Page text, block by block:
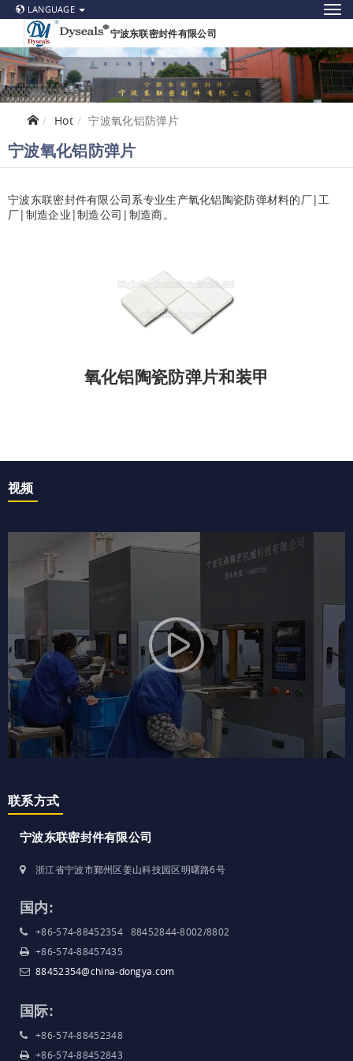
LANGUAGE
宁波东联密封件有限公司
Hot 宁波氧化铝防弹片
宁波氧化铝防弹片
宁波东联密封件有限公司系专业生产氧化铝陶瓷防弹材料的厂|工
厂|制造企业|制造公司|制造商。
氧化铝陶瓷防弹片和装甲
视频
联系方式
宁波东联密封件有限公司
浙江省宁波市鄞州区姜山科技园区明曙路6号
国内:
+86-574-88452354 88452844-8002/8802
+86-574-88457435
88452354@china-dongya.com
国际:
+86-574-88452348
+86-574-88452843